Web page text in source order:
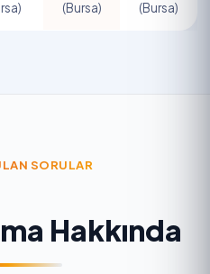
(Bursa)
(Bursa)
SORULAR
Hakkında